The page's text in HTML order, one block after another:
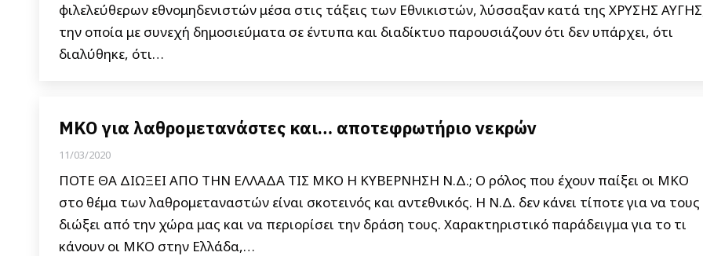
φιλελεύθερων εθνομηδενιστών μέσα στις τάξεις των Εθνικιστών, λύσσαξαν κατά της ΧΡΥΣΗΣ
την οποία με συνεχή δημοσιεύματα σε έντυπα και διαδίκτυο παρουσιάζουν ότι δεν υπάρχει, ότι
διαλύθηκε, ότι…
ΜΚΟ για λαθρομετανάστες και… αποτεφρωτήριο νεκρών
11/03/2020
ΠΟΤΕ ΘΑ ΔΙΩΞΕΙ ΑΠΟ ΤΗΝ ΕΛΛΑΔΑ ΤΙΣ ΜΚΟ Η ΚΥΒΕΡΝΗΣΗ Ν.Δ.; Ο ρόλος που έχουν παίξει οι ΜΚΟ
στο θέμα των λαθρομεταναστών είναι σκοτεινός και αντεθνικός. Η Ν.Δ. δεν κάνει τίποτε για να τους
διώξει από την χώρα μας και να περιορίσει την δράση τους. Χαρακτηριστικό παράδειγμα για το τι
κάνουν οι ΜΚΟ στην Ελλάδα,…